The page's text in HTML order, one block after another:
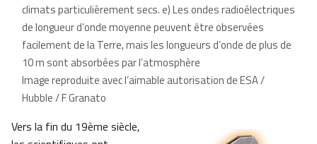
climats particulièrement secs. e) Les ondes radioélectriques
de longueur d’onde moyenne peuvent être observées
facilement de la Terre, mais les longueurs d’onde de plus de
10 m sont absorbées par l’atmosphère
Image reproduite avec l’aimable autorisation de ESA /
Hubble / F Granato
Vers la fin du 19ème siècle,